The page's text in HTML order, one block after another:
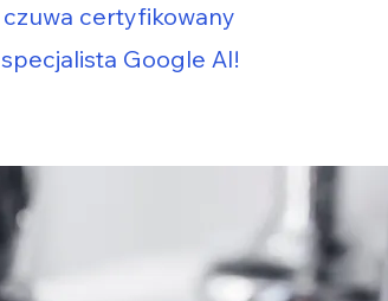
czuwa certyfikowany
specjalista Google AI!